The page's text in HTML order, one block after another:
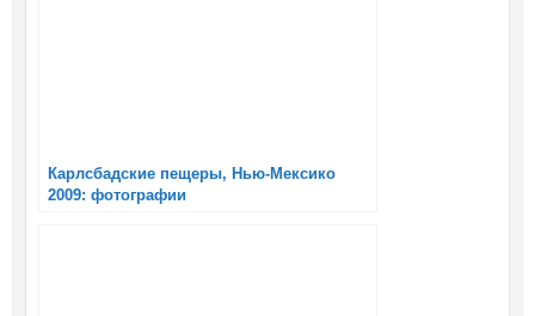
Карлсбадские пещеры, Нью-Мексико
2009: фотографии